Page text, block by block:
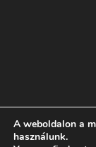
A weboldalon a
használunk.